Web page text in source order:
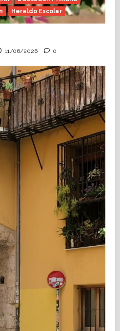
Heraldo Escolar
11/06/2026 0